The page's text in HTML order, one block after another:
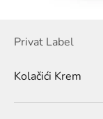
Privat Label
Kolačići Krem